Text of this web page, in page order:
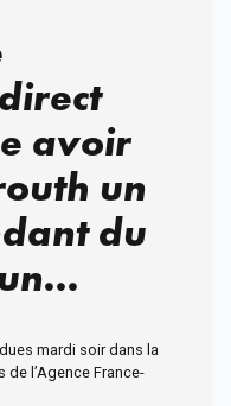
avoir
un
du
mardi soir dans la
l’Agence France-